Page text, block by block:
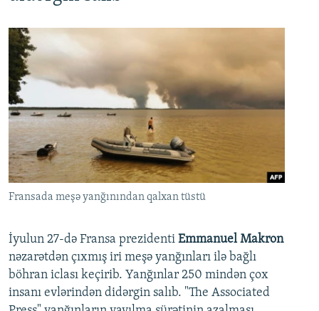
Fransada meşə yanğınından qalxan tüstü
İyulun 27-də Fransa prezidenti Emmanuel Makron
nəzarətdən çıxmış iri meşə yanğınları ilə bağlı
böhran iclası keçirib. Yanğınlar 250 mindən çox
insanı evlərindən didərgin salıb. "The Associated